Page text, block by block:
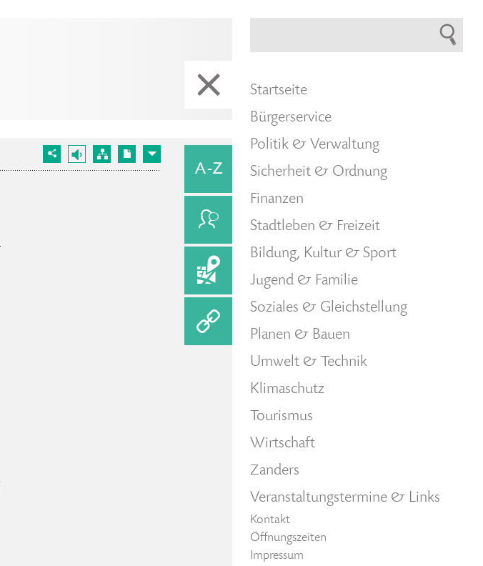
Startseite
Bürgerservice
Politik & Verwaltung
Sicherheit & Ordnung
Finanzen
Stadtleben & Freizeit
Bildung, Kultur & Sport
Jugend & Familie
Soziales & Gleichstellung
Planen & Bauen
Umwelt & Technik
Klimaschutz
Tourismus
Wirtschaft
Zanders
Veranstaltungstermine & Links
Kontakt
Öffnungszeiten
Impressum